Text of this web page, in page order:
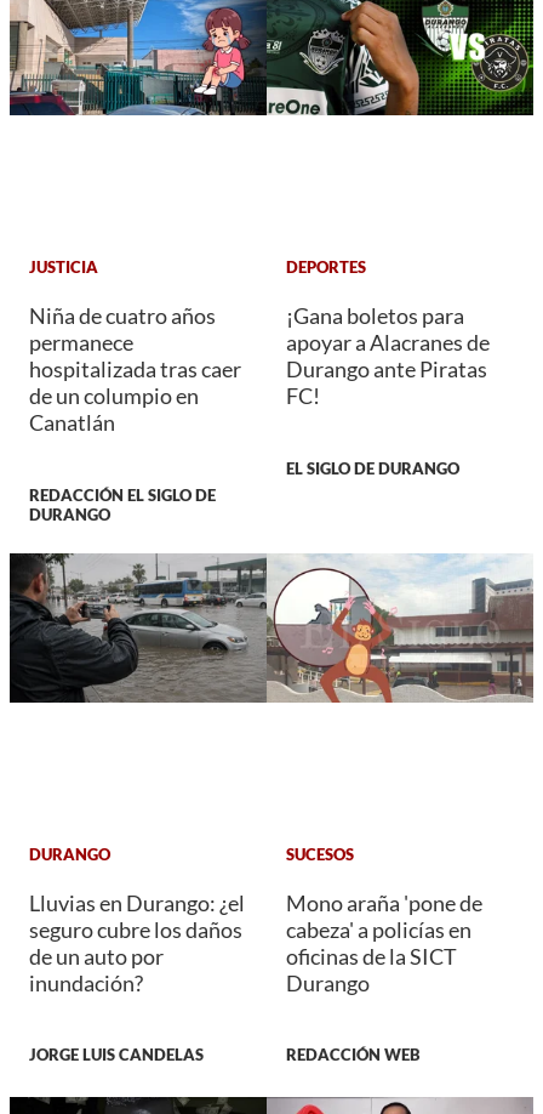
JUSTICIA
Niña de cuatro años
permanece
hospitalizada tras caer
de un columpio en
Canatlán
REDACCIÓN EL SIGLO DE
DURANGO
DEPORTES
¡Gana boletos para
apoyar a Alacranes de
Durango ante Piratas
FC!
EL SIGLO DE DURANGO
DURANGO
Lluvias en Durango: ¿el
seguro cubre los daños
de un auto por
inundación?
JORGE LUIS CANDELAS
SUCESOS
Mono araña 'pone de
cabeza' a policías en
oficinas de la SICT
Durango
REDACCIÓN WEB